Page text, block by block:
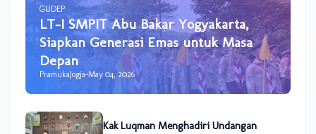
GUDEP
LT-I SMPIT Abu Bakar Yogyakarta,
Siapkan Generasi Emas untuk Masa
Depan
PramukaJogja-May 04, 2026
Kak Luqman Menghadiri Undangan